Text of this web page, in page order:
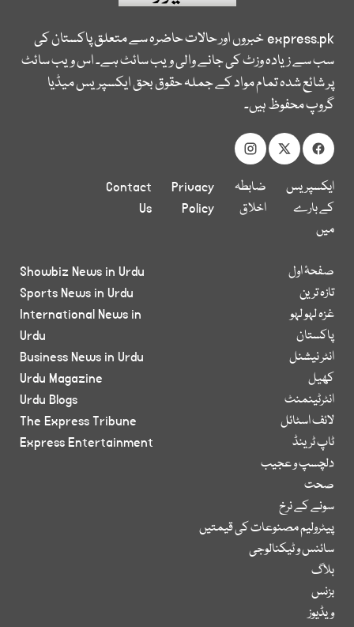
express.pkخبروں اور حالات حاضرہ سے متعلق پاکستان کی
سب سے زیادہ وزٹ کی جانے والی ویب سائٹ ہے۔ اس ویب سائٹ
پر شائع شدہ تمام مواد کے جملہ حقوق بحق ایکسپریس میڈیا
گروپ محفوظ ہیں۔
ایکسپریس
کے بارے
میں
ضابطہ
اخلاق
Privacy
Policy
Contact
Us
صفحۂ اول
تازہ ترین
غزہ لہو لہو
پاکستان
انٹر نیشنل
کھیل
انٹرٹینمنٹ
لائف اسٹائل
ٹاپ ٹرینڈ
دلچسپ و عجیب
صحت
سونے کے نرخ
پیٹرولیم مصنوعات کی قیمتیں
سائنس و ٹیکنالوجی
بلاگ
بزنس
ویڈیوز
Showbiz News in Urdu
Sports News in Urdu
International News in
Urdu
Business News in Urdu
Urdu Magazine
Urdu Blogs
The Express Tribune
Express Entertainment